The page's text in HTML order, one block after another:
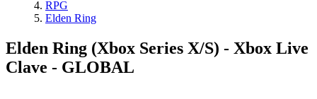
RPG
Elden Ring
Elden Ring (Xbox Series X/S) - Xbox Live
Clave - GLOBAL